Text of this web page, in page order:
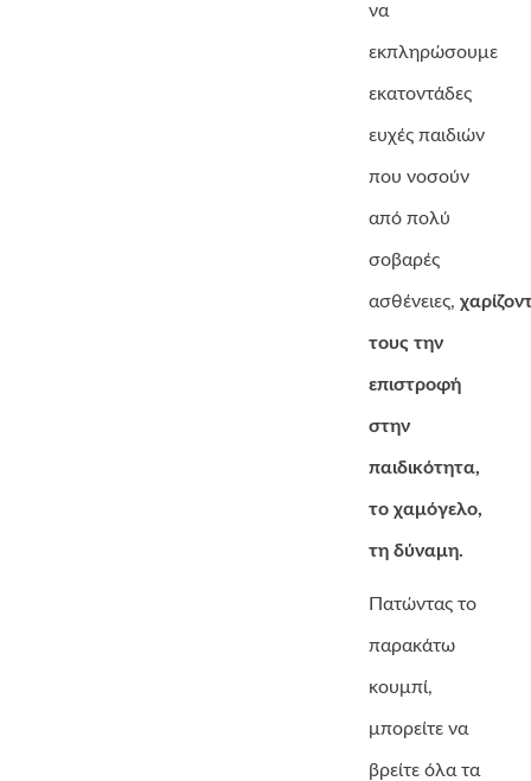
να
εκπληρώσουμε
εκατοντάδες
ευχές παιδιών
που νοσούν
από πολύ
σοβαρές
ασθένειες,
τους την
επιστροφή
στην
παιδικότητα,
το χαμόγελο,
τη δύναμη.
Πατώντας το
παρακάτω
κουμπί,
μπορείτε να
βρείτε όλα τα